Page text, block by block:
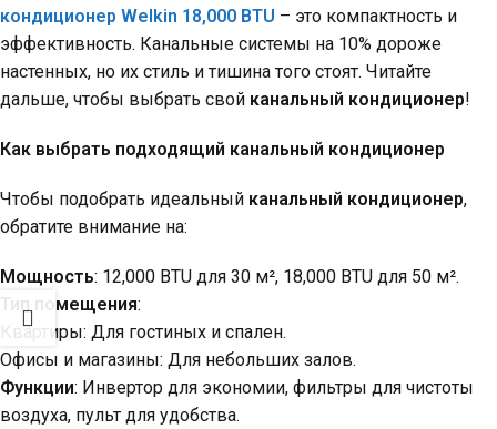
кондиционер Welkin 18,000 BTU – это компактность и
эффективность. Канальные системы на 10% дороже
настенных, но их стиль и тишина того стоят. Читайте
дальше, чтобы выбрать свой канальный кондиционер!
Как выбрать подходящий канальный кондиционер
Чтобы подобрать идеальный канальный кондиционер,
обратите внимание на:
Мощность: 12,000 BTU для 30 м², 18,000 BTU для 50 м².
Тип помещения:
Квартиры: Для гостиных и спален.
Офисы и магазины: Для небольших залов.
Функции: Инвертор для экономии, фильтры для чистоты
воздуха, пульт для удобства.